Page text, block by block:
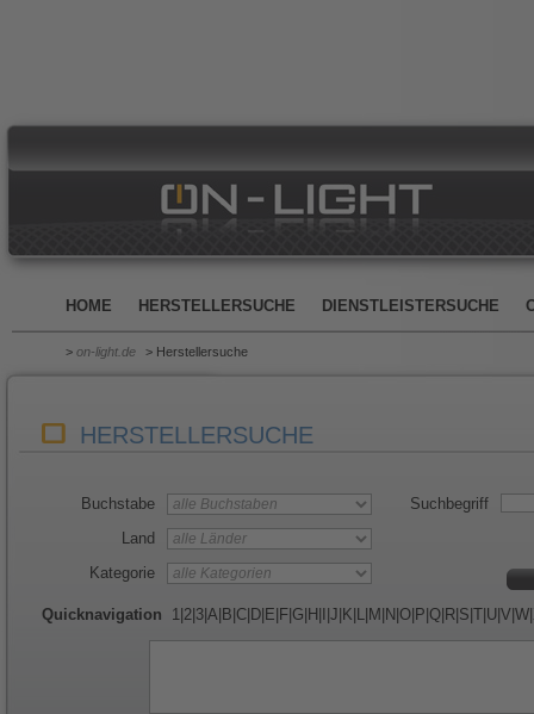
HOME HERSTELLERSUCHE DIENSTLEISTERSUCHE
> on-light.de > Herstellersuche
HERSTELLERSUCHE
Buchstabe
Land
Kategorie
Suchbegriff
Quicknavigation 1 2 3 A B C D E F G H J K L M N O P Q R S T U V W